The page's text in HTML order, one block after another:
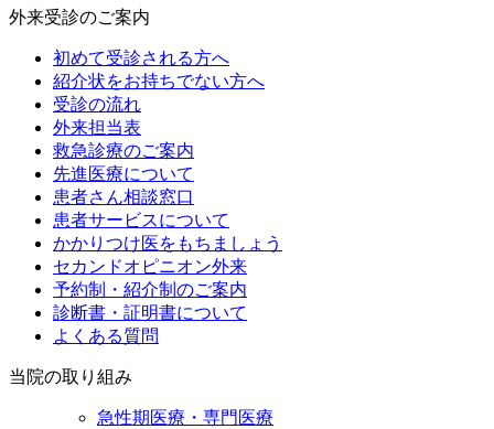
外来受診のご案内
初めて受診される方へ
紹介状をお持ちでない方へ
受診の流れ
外来担当表
救急診療のご案内
先進医療について
患者さん相談窓口
患者サービスについて
かかりつけ医をもちましょう
セカンドオピニオン外来
予約制・紹介制のご案内
診断書・証明書について
よくある質問
当院の取り組み
急性期医療・専門医療